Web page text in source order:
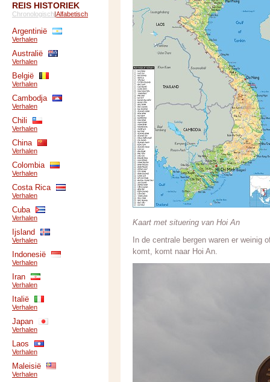
Kaart met situering van Hoi An
In de centrale bergen waren er
komt, komt naar Hoi An.
REIS HISTORIEK
Chronologisch|Alfabetisch
Argentinië
Verhalen
Australië
Verhalen
België
Verhalen
Cambodja
Verhalen
Chili
Verhalen
China
Verhalen
Colombia
Verhalen
Costa Rica
Verhalen
Cuba
Verhalen
Ijsland
Verhalen
Indonesië
Verhalen
Iran
Verhalen
Italië
Verhalen
Japan
Verhalen
Laos
Verhalen
Maleisië
Verhalen